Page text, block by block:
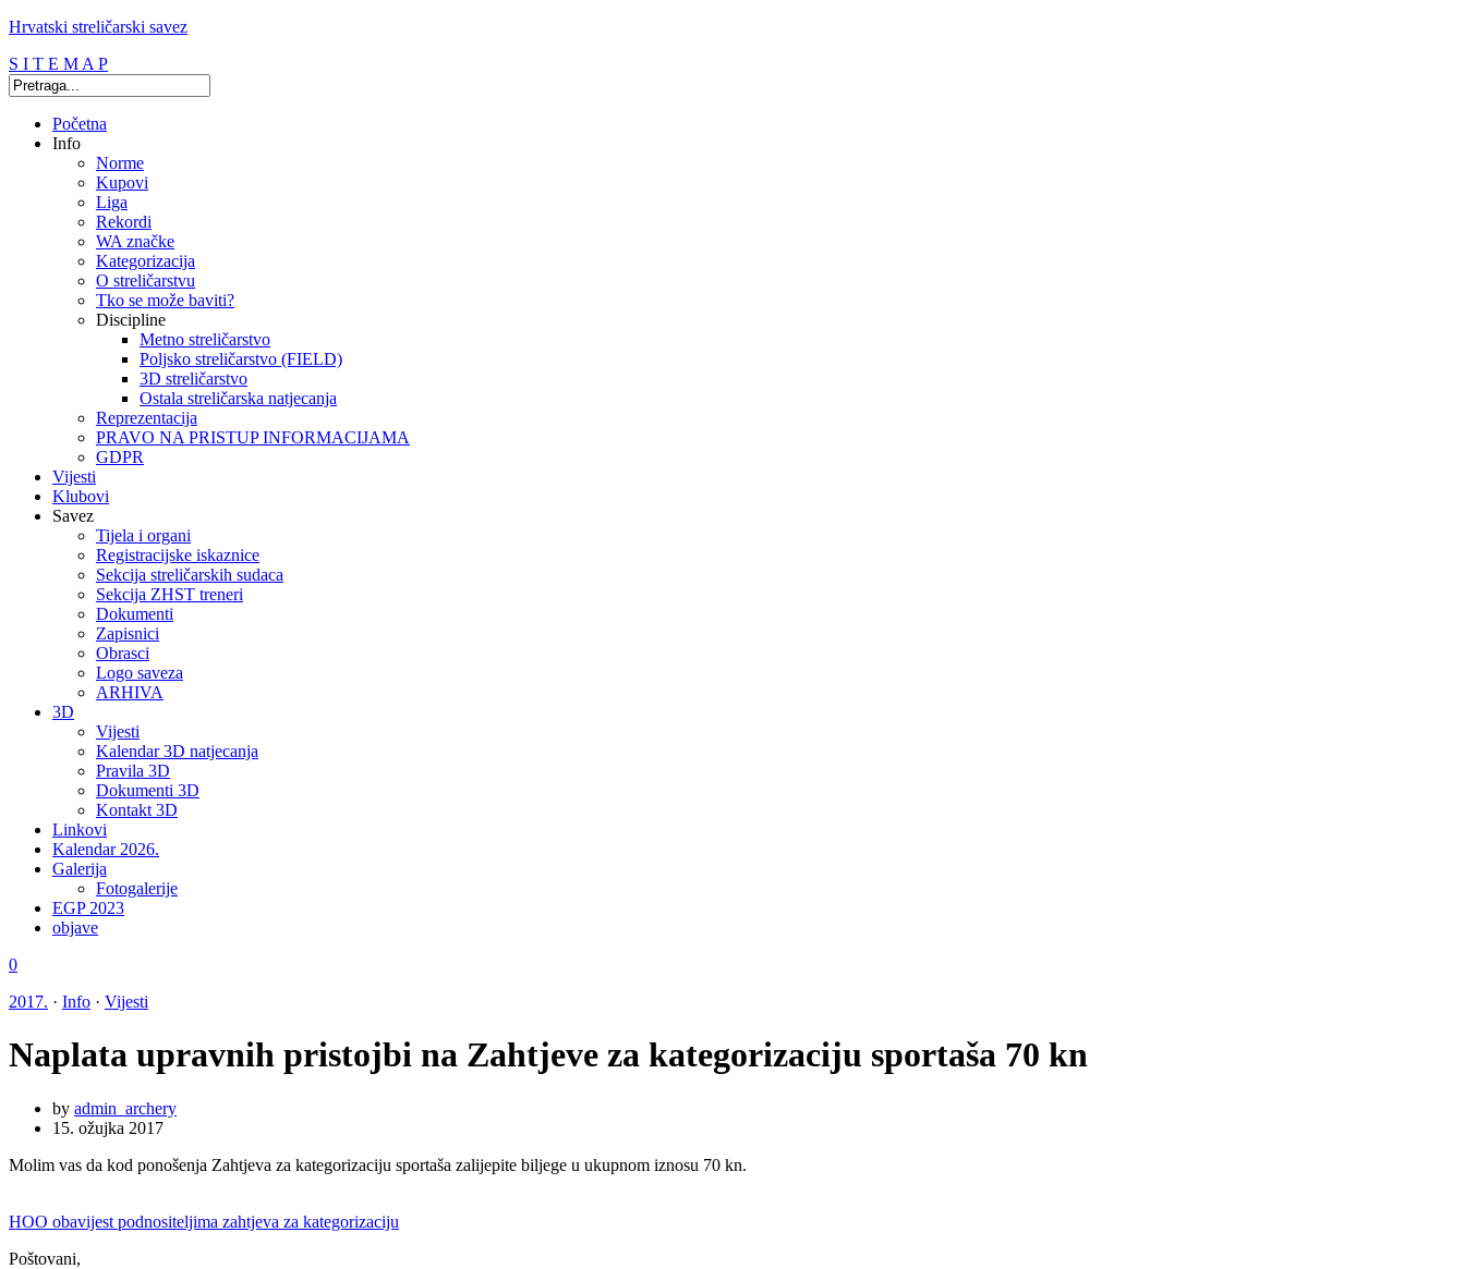
Hrvatski streličarski savez
S I T E M A P
Početna
Info
Norme
Kupovi
Liga
Rekordi
WA značke
Kategorizacija
O streličarstvu
Tko se može baviti?
Discipline
Metno streličarstvo
Poljsko streličarstvo (FIELD)
3D streličarstvo
Ostala streličarska natjecanja
Reprezentacija
PRAVO NA PRISTUP INFORMACIJAMA
GDPR
Vijesti
Klubovi
Savez
Tijela i organi
Registracijske iskaznice
Sekcija streličarskih sudaca
Sekcija ZHST treneri
Dokumenti
Zapisnici
Obrasci
Logo saveza
ARHIVA
3D
Vijesti
Kalendar 3D natjecanja
Pravila 3D
Dokumenti 3D
Kontakt 3D
Linkovi
Kalendar 2026.
Galerija
Fotogalerije
EGP 2023
objave
0
2017. · Info · Vijesti
Naplata upravnih pristojbi na Zahtjeve za kategorizaciju sportaša 70 kn
by admin_archery
15. ožujka 2017
Molim vas da kod ponošenja Zahtjeva za kategorizaciju sportaša zalijepite biljege u ukupnom iznosu 70 kn.
HOO obavijest podnositeljima zahtjeva za kategorizaciju
Poštovani,